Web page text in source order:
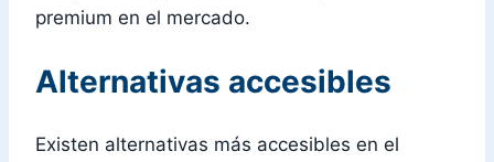
premium en el mercado.
Alternativas accesibles
Existen alternativas más accesibles en el